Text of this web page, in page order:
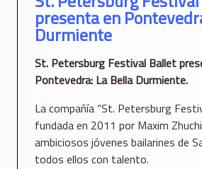
presenta en
Durmiente
St. Petersburg Festival Ballet
Pontevedra: La Bella Durmiente.
La compañía “St. Petersburg
fundada en 2011 por Maxim
ambiciosos jóvenes bailarines de
todos ellos con talento.